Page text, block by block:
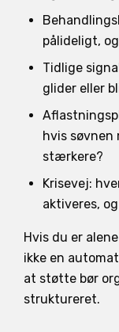
pålideligt,
Tidlige
glider eller
hvis søvnen
stærkere?
Krisevej:
aktiveres,
Hvis du er
ikke en
at støtte bør
struktureret.